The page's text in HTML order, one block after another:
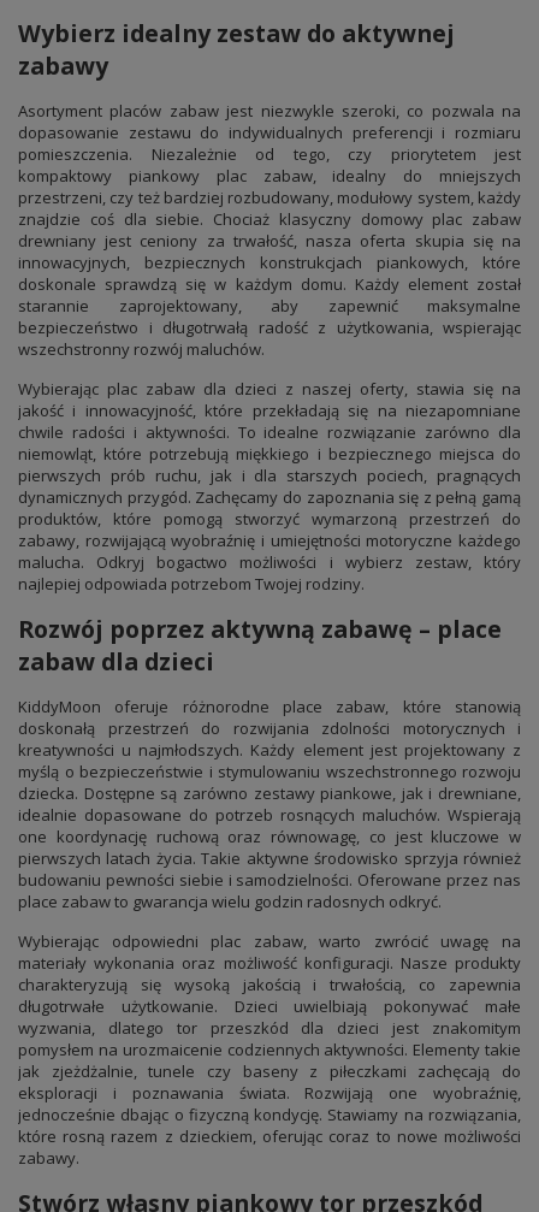
Wybierz idealny zestaw do aktywnej
zabawy
Asortyment placów zabaw jest niezwykle szeroki, co pozwala na
dopasowanie zestawu do indywidualnych preferencji i rozmiaru
pomieszczenia. Niezależnie od tego, czy priorytetem jest
kompaktowy piankowy plac zabaw, idealny do mniejszych
przestrzeni, czy też bardziej rozbudowany, modułowy system, każdy
znajdzie coś dla siebie. Chociaż klasyczny domowy plac zabaw
drewniany jest ceniony za trwałość, nasza oferta skupia się na
innowacyjnych, bezpiecznych konstrukcjach piankowych, które
doskonale sprawdzą się w każdym domu. Każdy element został
starannie zaprojektowany, aby zapewnić maksymalne
bezpieczeństwo i długotrwałą radość z użytkowania, wspierając
wszechstronny rozwój maluchów.
Wybierając plac zabaw dla dzieci z naszej oferty, stawia się na
jakość i innowacyjność, które przekładają się na niezapomniane
chwile radości i aktywności. To idealne rozwiązanie zarówno dla
niemowląt, które potrzebują miękkiego i bezpiecznego miejsca do
pierwszych prób ruchu, jak i dla starszych pociech, pragnących
dynamicznych przygód. Zachęcamy do zapoznania się z pełną gamą
produktów, które pomogą stworzyć wymarzoną przestrzeń do
zabawy, rozwijającą wyobraźnię i umiejętności motoryczne każdego
malucha. Odkryj bogactwo możliwości i wybierz zestaw, który
najlepiej odpowiada potrzebom Twojej rodziny.
Rozwój poprzez aktywną zabawę – place
zabaw dla dzieci
KiddyMoon oferuje różnorodne place zabaw, które stanowią
doskonałą przestrzeń do rozwijania zdolności motorycznych i
kreatywności u najmłodszych. Każdy element jest projektowany z
myślą o bezpieczeństwie i stymulowaniu wszechstronnego rozwoju
dziecka. Dostępne są zarówno zestawy piankowe, jak i drewniane,
idealnie dopasowane do potrzeb rosnących maluchów. Wspierają
one koordynację ruchową oraz równowagę, co jest kluczowe w
pierwszych latach życia. Takie aktywne środowisko sprzyja również
budowaniu pewności siebie i samodzielności. Oferowane przez nas
place zabaw to gwarancja wielu godzin radosnych odkryć.
Wybierając odpowiedni plac zabaw, warto zwrócić uwagę na
materiały wykonania oraz możliwość konfiguracji. Nasze produkty
charakteryzują się wysoką jakością i trwałością, co zapewnia
długotrwałe użytkowanie. Dzieci uwielbiają pokonywać małe
wyzwania, dlatego tor przeszkód dla dzieci jest znakomitym
pomysłem na urozmaicenie codziennych aktywności. Elementy takie
jak zjeżdżalnie, tunele czy baseny z piłeczkami zachęcają do
eksploracji i poznawania świata. Rozwijają one wyobraźnię,
jednocześnie dbając o fizyczną kondycję. Stawiamy na rozwiązania,
które rosną razem z dzieckiem, oferując coraz to nowe możliwości
zabawy.
Stwórz własny piankowy tor przeszkód